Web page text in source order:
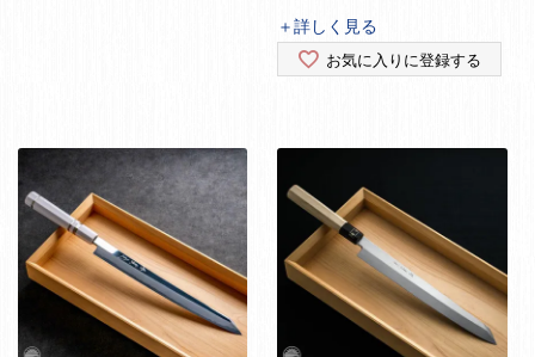
＋詳しく見る
お気に入りに登録する